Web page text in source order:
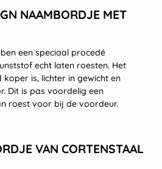
NAAMBORDJE MET
een speciaal procedé
echt laten roesten. Het
is, lichter in gewicht en
Dit is pas voordelig een
roest voor bij de voordeur.
VAN CORTENSTAAL